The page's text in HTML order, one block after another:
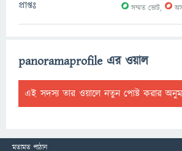
প্রাপ্তঃ 0সম্মত ভোট, 0
panoramaprofile এর ওয়াল
এই সদস্য তার ওয়ালে নতুন পোষ্ট করার
মতামত পাঠান